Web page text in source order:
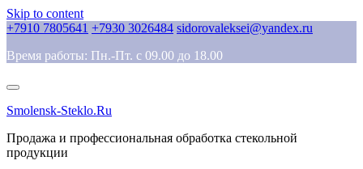
Skip to content
+7910 7805641 +7930 3026484 sidorovaleksei@yandex.ru
Время работы: Пн.-Пт. с 09.00 до 18.00
Smolensk-Steklo.Ru
Продажа и профессиональная обработка стекольной
продукции